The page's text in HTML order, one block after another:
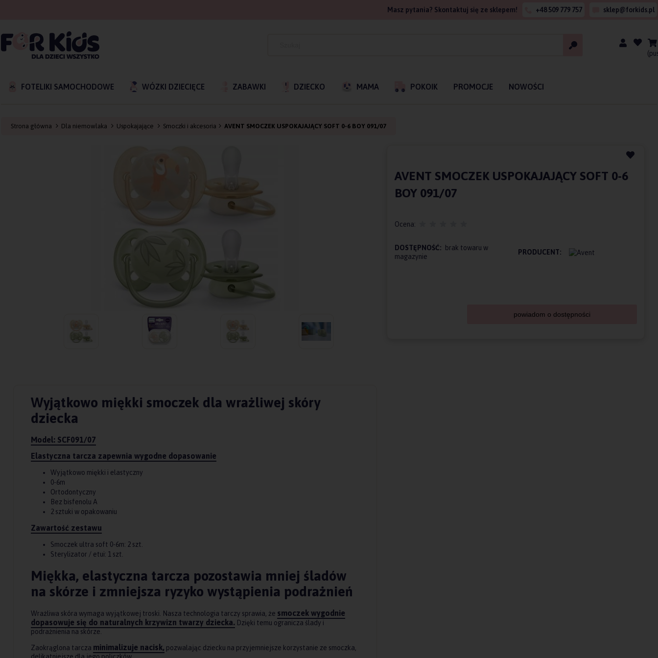
Masz pytania? Skontaktuj się ze sklepem! +48 509 779 757 sklep@forkids.pl
FOTELIKI SAMOCHODOWE WÓZKI DZIECIĘCE ZABAWKI DZIECKO MAMA POKOIK PROMOCJE NOWOŚCI
Strona główna Dla niemowlaka Uspokajające Smoczki i akcesoria AVENT SMOCZEK USPOKAJAJĄCY SOFT 0-6 BOY 091/07
Wyjątkowo miękki smoczek dla wrażliwej skóry
dziecka
Model: SCF091/07
Elastyczna tarcza zapewnia wygodne dopasowanie
Wyjątkowo miękki i elastyczny
0-6m
Ortodontyczny
Bez bisfenolu A
2 sztuki w opakowaniu
Zawartość zestawu
Smoczek ultra soft 0-6m: 2 szt.
Sterylizator / etui: 1 szt.
Miękka, elastyczna tarcza pozostawia mniej śladów
na skórze i zmniejsza ryzyko wystąpienia podrażnień
Wrażliwa skóra wymaga wyjątkowej troski. Nasza technologia tarczy sprawia, że smoczek wygodnie
dopasowuje się do naturalnych krzywizn twarzy dziecka. Dzięki temu ogranicza ślady i
podrażnienia na skórze.
Zaokrąglona tarcza minimalizuje nacisk, pozwalając dziecku na przyjemniejsze korzystanie ze smoczka,
AVENT SMOCZEK USPOKAJAJĄCY SOFT 0-6
BOY 091/07
Ocena:
DOSTĘPNOŚĆ:
brak towaru w
magazynie
PRODUCENT:
powiadom o dostępności